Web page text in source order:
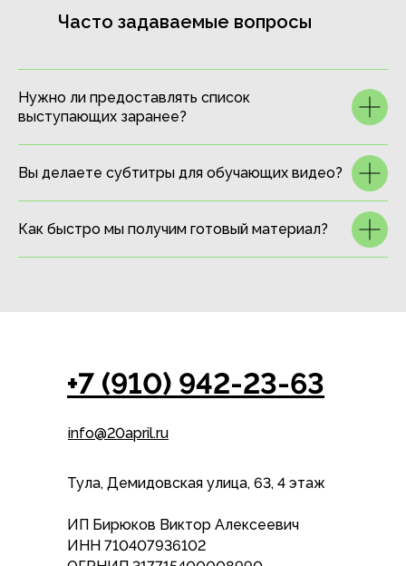
Часто задаваемые вопросы
Нужно ли предоставлять список
выступающих заранее?
Вы делаете субтитры для обучающих видео?
Как быстро мы получим готовый материал?
info@20april.ru
+7 (910) 942-23-63
Тула, Демидовская улица, 63, 4 этаж
ИП Бирюков Виктор Алексеевич
ИНН 710407936102